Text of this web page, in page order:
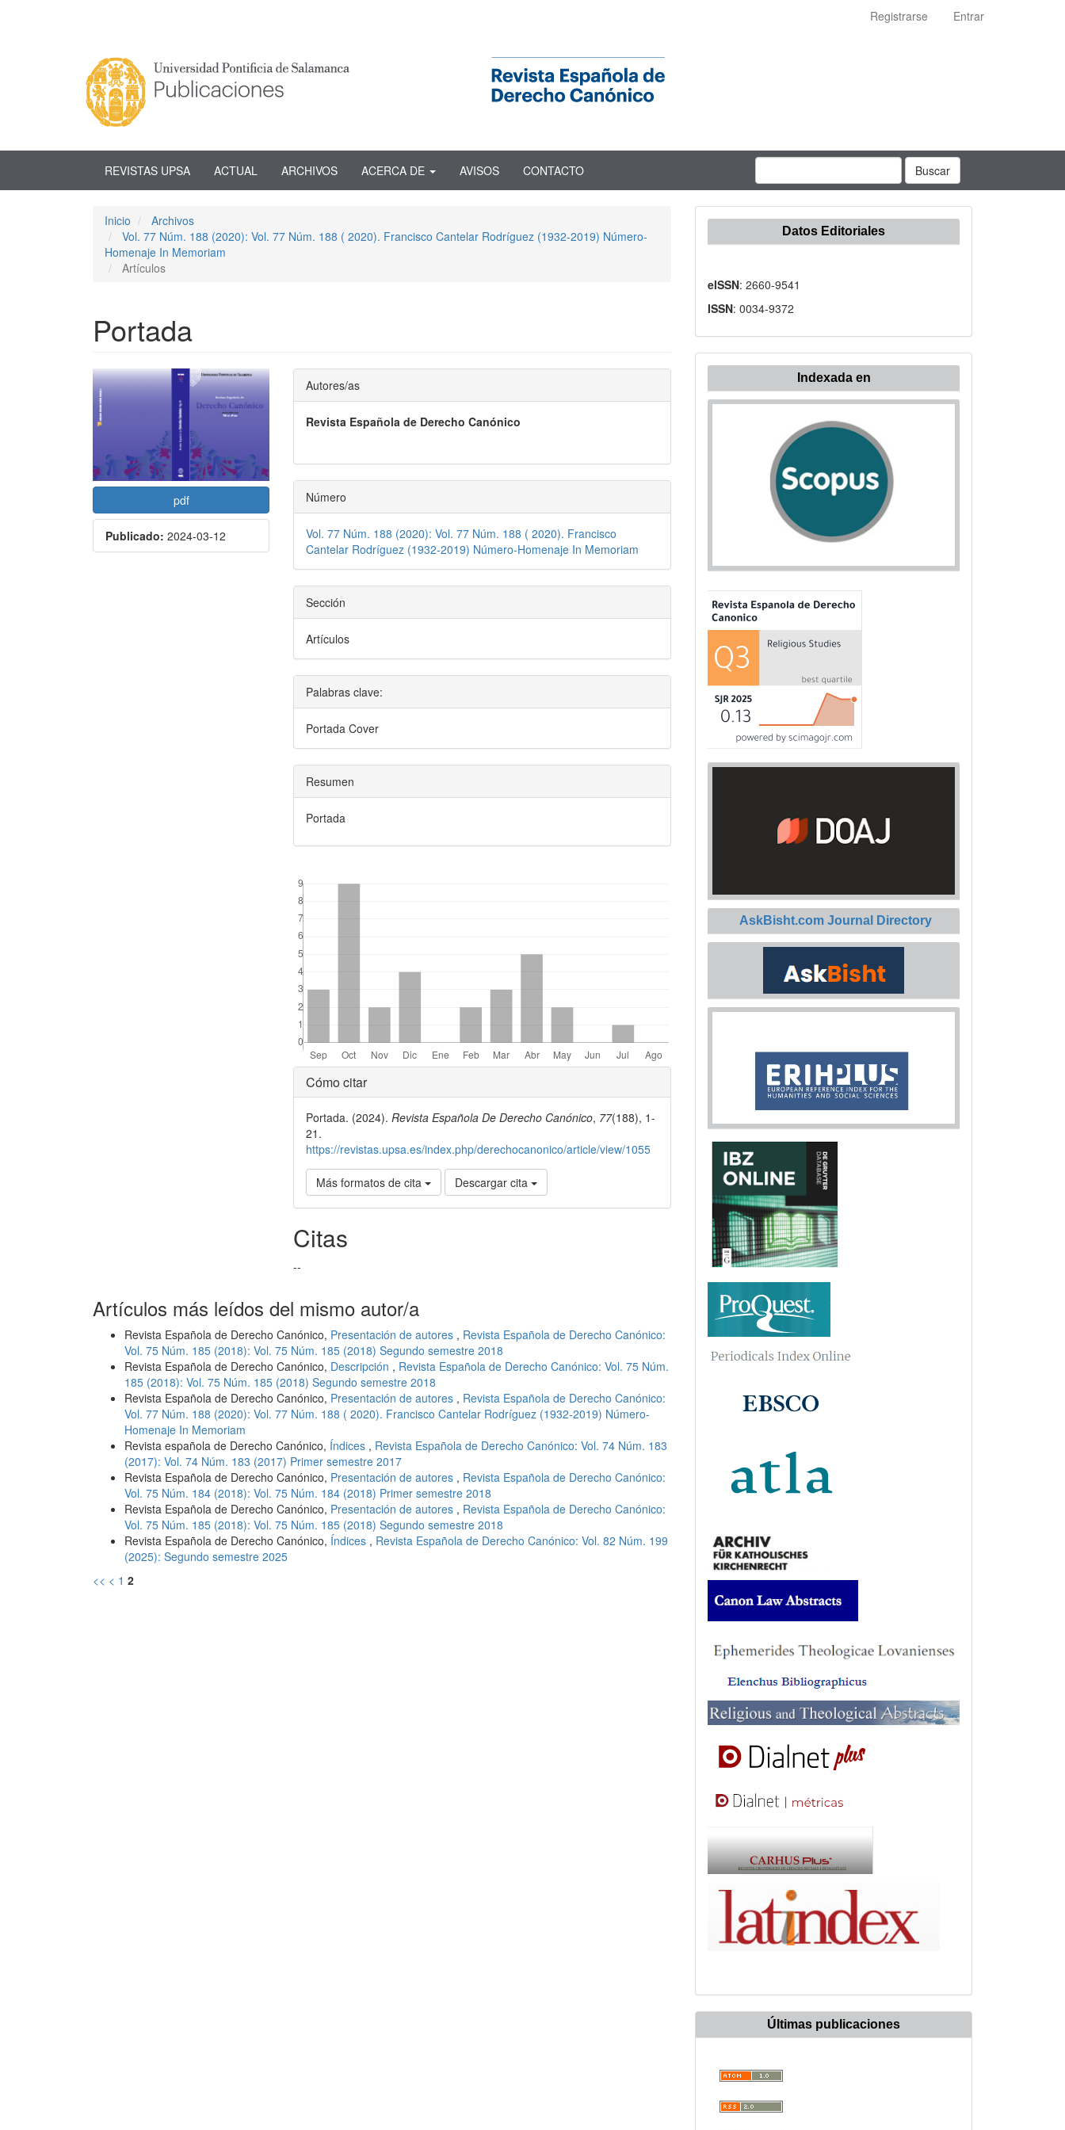
Registrarse Entrar
REVISTAS UPSA ACTUAL ARCHIVOS ACERCA DE AVISOS CONTACTO Buscar
Inicio
Archivos
Vol. 77 Núm. 188 (2020): Vol. 77 Núm. 188 ( 2020). Francisco Cantelar Rodríguez (1932-2019) Número-
Homenaje In Memoriam
Artículos
Portada
Barra
lateral
del
artículo
pdf
Publicado: 2024-03-12
Contenido
principal
del
artículo
Autores/as
Revista Española de Derecho Canónico
Número
Vol. 77 Núm. 188 (2020): Vol. 77 Núm. 188 ( 2020). Francisco
Cantelar Rodríguez (1932-2019) Número-Homenaje In Memoriam
Sección
Artículos
Palabras clave:
Portada Cover
Resumen
Portada
Detalles
del
artículo
Cómo citar
Portada. (2024).Revista Española De Derecho Canónico, 77(188), 1-
21.
https://revistas.upsa.es/index.php/derechocanonico/article/view/1055
Más formatos de cita Descargar cita
Citas
--
Artículos más leídos del mismo autor/a
Revista Española de Derecho Canónico, Presentación de autores , Revista Española de Derecho Canónico:
Vol. 75 Núm. 185 (2018): Vol. 75 Núm. 185 (2018) Segundo semestre 2018
Revista Española de Derecho Canónico, Descripción , Revista Española de Derecho Canónico: Vol. 75 Núm.
185 (2018): Vol. 75 Núm. 185 (2018) Segundo semestre 2018
Revista Española de Derecho Canónico, Presentación de autores , Revista Española de Derecho Canónico:
Vol. 77 Núm. 188 (2020): Vol. 77 Núm. 188 ( 2020). Francisco Cantelar Rodríguez (1932-2019) Número-
Homenaje In Memoriam
Revista española de Derecho Canónico, Índices , Revista Española de Derecho Canónico: Vol. 74 Núm. 183
(2017): Vol. 74 Núm. 183 (2017) Primer semestre 2017
Revista Española de Derecho Canónico, Presentación de autores , Revista Española de Derecho Canónico:
Vol. 75 Núm. 184 (2018): Vol. 75 Núm. 184 (2018) Primer semestre 2018
Revista Española de Derecho Canónico, Presentación de autores , Revista Española de Derecho Canónico:
Vol. 75 Núm. 185 (2018): Vol. 75 Núm. 185 (2018) Segundo semestre 2018
Revista Española de Derecho Canónico, Índices , Revista Española de Derecho Canónico: Vol. 82 Núm. 199
(2025): Segundo semestre 2025
<< < 1 2
Datos Editoriales
eISSN: 2660-9541
ISSN: 0034-9372
Indexada
Indexada en
AskBisht.com Journal Directory
Últimas publicaciones